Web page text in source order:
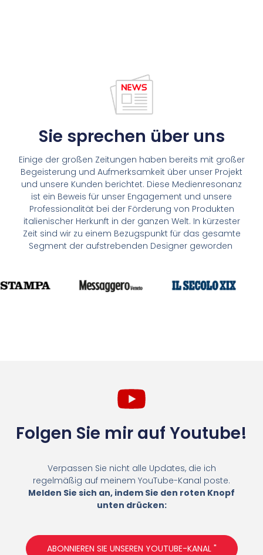
Sie sprechen über uns
Einige der großen Zeitungen haben bereits mit großer
Begeisterung und Aufmerksamkeit über unser Projekt
und unsere Kunden berichtet. Diese Medienresonanz
ist ein Beweis für unser Engagement und unsere
Professionalität bei der Förderung von Produkten
italienischer Herkunft in der ganzen Welt. In kürzester
Zeit sind wir zu einem Bezugspunkt für das gesamte
Segment der aufstrebenden Designer geworden
Folgen Sie mir auf Youtube!
Verpassen Sie nicht alle Updates, die ich
regelmäßig auf meinem YouTube-Kanal poste.
Melden Sie sich an, indem Sie den roten Knopf
unten drücken:
ABONNIEREN SIE UNSEREN YOUTUBE-KANAL "